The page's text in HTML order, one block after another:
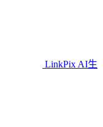
LinkPix AI生